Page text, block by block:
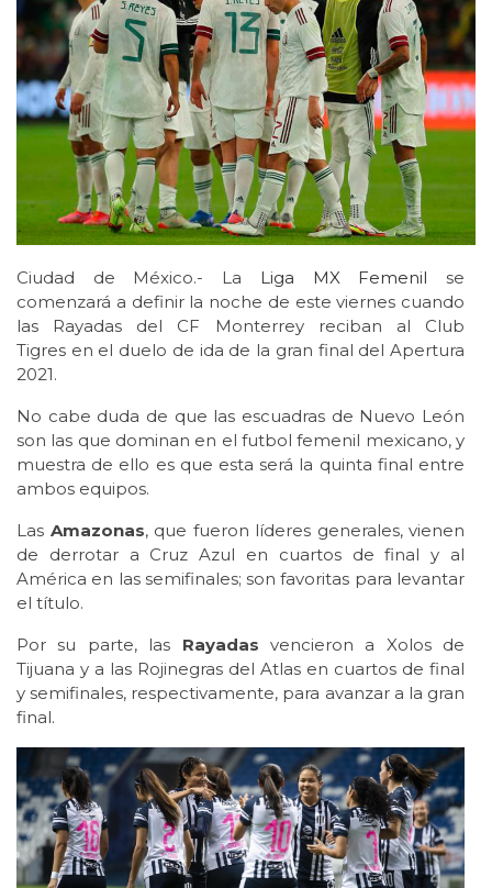
Ciudad de México.- La Liga MX Femenilse
comenzará a definir la noche de este viernes cuando
las Rayadas del CF Monterrey reciban al Club
Tigres en el duelo de ida de la gran final del Apertura
2021.
No cabe duda de que las escuadras de Nuevo León
son las que dominan en el futbol femenil mexicano, y
muestra de ello es que esta será la quinta final entre
ambos equipos.
Las Amazonas, que fueron líderes generales, vienen
de derrotar a Cruz Azul en cuartos de final y al
América en las semifinales; son favoritas para levantar
el título.
Por su parte, las Rayadas vencieron a Xolos de
Tijuana y a las Rojinegras del Atlas en cuartos de final
y semifinales, respectivamente, para avanzar a la gran
final.